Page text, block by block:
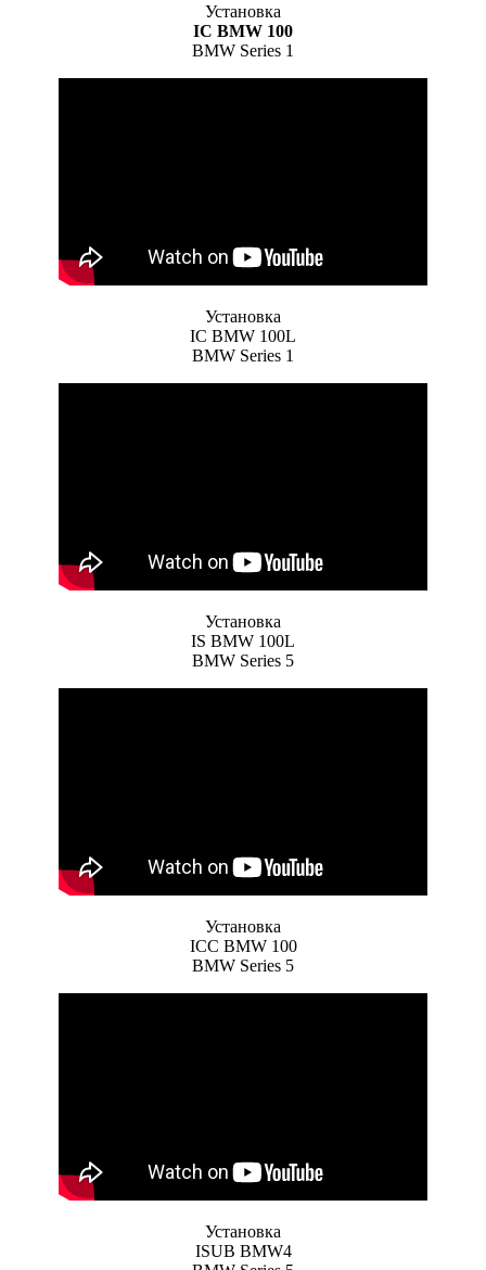
Установка
IC BMW 100
BMW Series 1
Установка
IC BMW 100L
BMW Series 1
Установка
IS BMW 100L
BMW Series 5
Установка
ICC BMW 100
BMW Series 5
Установка
ISUB BMW4